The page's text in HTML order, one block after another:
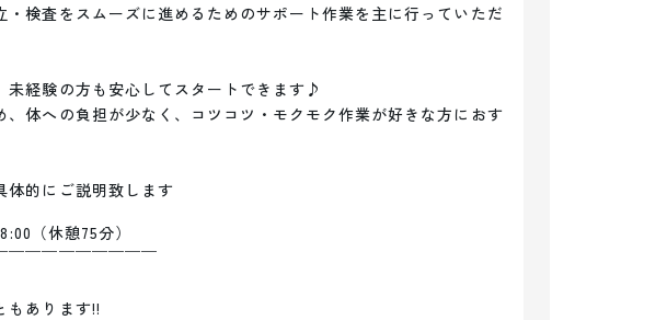
・検査をスムーズに進めるためのサポート作業を主に行っていただ
未経験の方も安心してスタートできます♪
、体への負担が少なく、コツコツ・モクモク作業が好きな方におす
的にご説明致します
（休憩75分）
￣￣￣￣￣￣￣￣￣
もあります!!